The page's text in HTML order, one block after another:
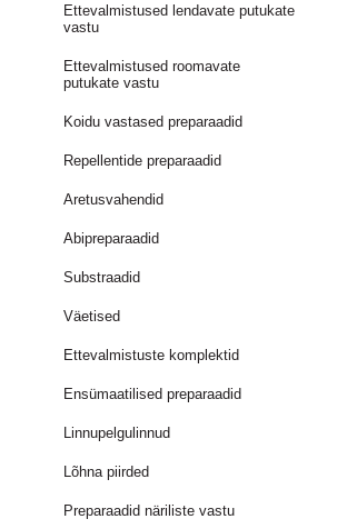
Ettevalmistused lendavate putukate
vastu
Ettevalmistused roomavate
putukate vastu
Koidu vastased preparaadid
Repellentide preparaadid
Aretusvahendid
Abipreparaadid
Substraadid
Väetised
Ettevalmistuste komplektid
Ensümaatilised preparaadid
Linnupelgulinnud
Lõhna piirded
Preparaadid näriliste vastu